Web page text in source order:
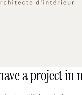
a project in